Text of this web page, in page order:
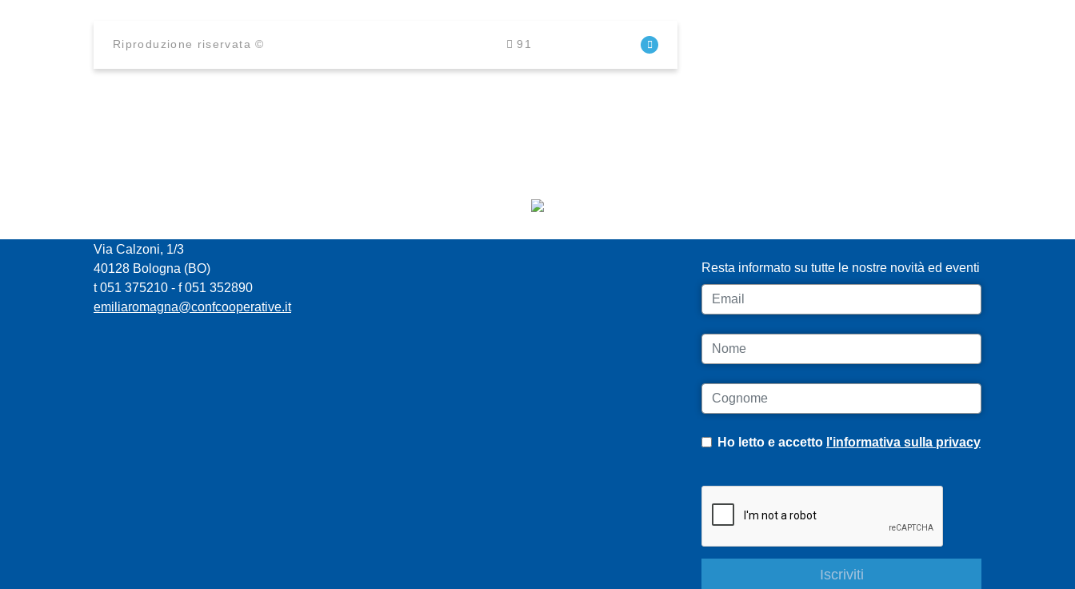
Riproduzione riservata © 91
Resta informato su tutte le nostre novità ed eventi
Email
Nome
Cognome
Ho letto e accetto l'informativa sulla privacy
Via Calzoni, 1/3
40128 Bologna (BO)
t 051 375210 - f 051 352890
emiliaromagna@confcooperative.it